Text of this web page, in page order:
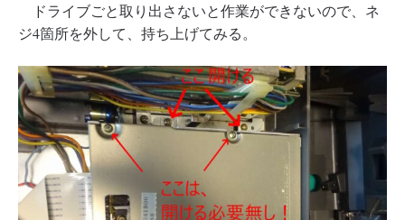
ドライブごと取り出さないと作業ができないので、ネ
ジ4箇所を外して、持ち上げてみる。